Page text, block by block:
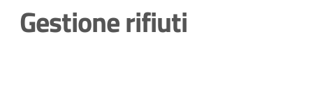
Gestione rifiuti